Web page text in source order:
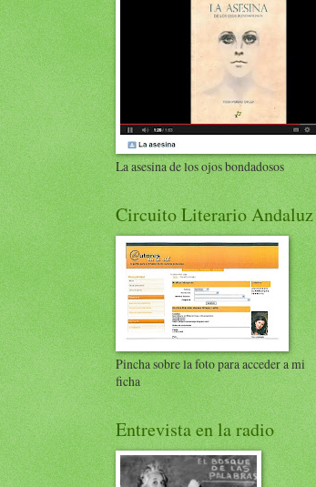
La asesina de los ojos bondadosos
Circuito Literario Andaluz
Pincha sobre la foto para acceder a mi
ficha
Entrevista en la radio